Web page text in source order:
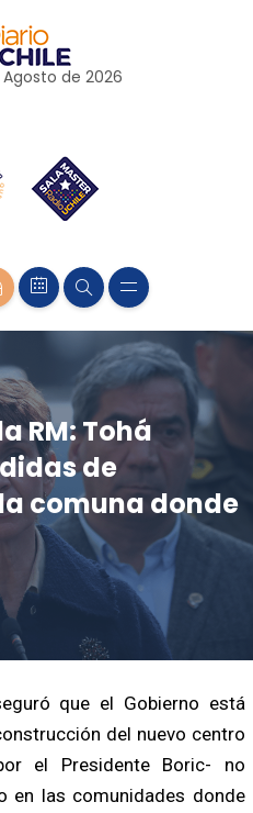
Agosto de 2026
RM: Tohá
de
comuna donde
que el Gobierno está
del nuevo centro
el Presidente Boric- no
en las comunidades donde